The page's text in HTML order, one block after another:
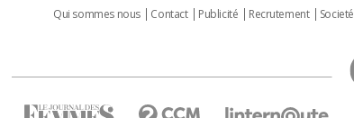
Qui sommes nous Contact Publicité Recrutement Societé